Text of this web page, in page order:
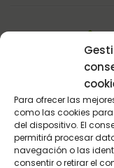
Para ofrecer las
como las cookies
del dispositivo. El
permitirá procesar
navegación o las
consentir o retirar el